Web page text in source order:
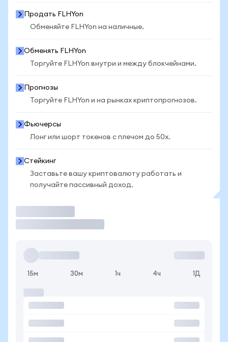
Продать FLHYon
Обменяйте FLHYon на наличные.
Обменять FLHYon
Торгуйте FLHYon внутри и между блокчейнами.
Прогнозы
Торгуйте FLHYon и на рынках криптопрогнозов.
Фьючерсы
Лонг или шорт токенов с плечом до 50x.
Стейкинг
Заставьте вашу криптовалюту работать и
получайте пассивный доход.
15м 30м 1ч 4ч 1Д